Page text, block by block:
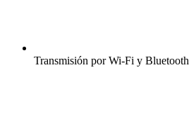
Transmisión por Wi-Fi y Bluetooth